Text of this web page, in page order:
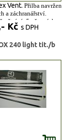
Vent. Přilba navržená
a záchranářství.
větrání: 5 větracích
s posuvným uzávěrem.
černá
12492
Kč s DPH
240 light tit./b